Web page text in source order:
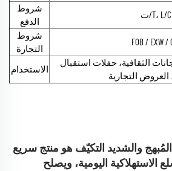
شروط
الدفع
ت/T، L/C
شروط
التجارة
FOB / EXW /
الاستخدام
الثقافية، حفلات استقبال
العروض التجارية
والشديد التكيّف هو منتج سريع
الاستهلاكية اليومية، ويصلح